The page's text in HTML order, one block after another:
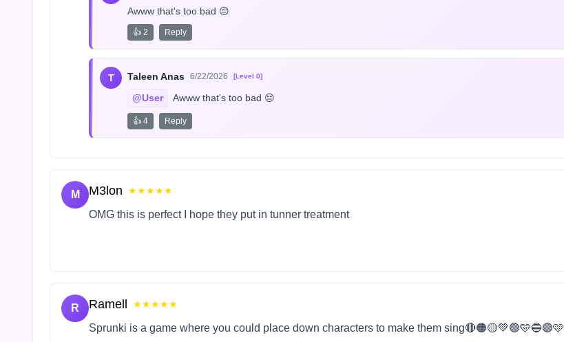
Awww that's too bad 😔
👍 2 Reply
T Taleen Anas 6/22/2026 [Level 0]
@User Awww that's too bad 😔
👍 4 Reply
M M3lon ★★★★★
OMG this is perfect I hope they put in tunner treatment
R Ramell ★★★★★
Sprunki is a game where you could place down characters to make them sing🔴🟠🟡💚🟢🩵🔵🟣🩷